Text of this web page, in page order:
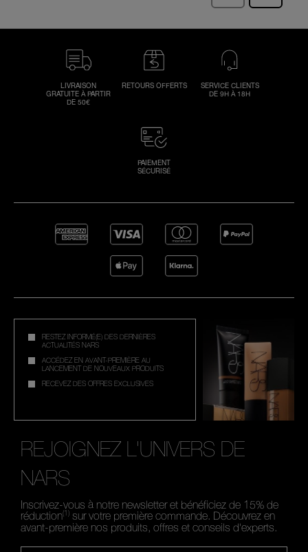
LIVRAISON
GRATUITE À PARTIR
DE 50€
RETOURS OFFERTS
SERVICE CLIENTS
DE 9H À 18H
PAIEMENT
SÉCURISÉ
RESTEZ INFORMÉ(E) DES DERNIÈRES
ACTUALITÉS NARS
ACCÉDEZ EN AVANT-PREMIÈRE AU
LANCEMENT DE NOUVEAUX PRODUITS
RECEVEZ DES OFFRES EXCLUSIVES
REJOIGNEZ L'UNIVERS DE
NARS
Inscrivez-vous à notre newsletter et bénéficiez de 15% de
réduction(1) sur votre première commande. Découvrez en
avant-première nos produits, offres et conseils d'experts.